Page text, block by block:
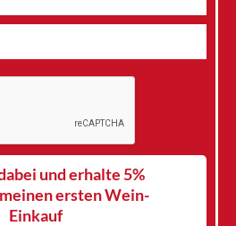
und erhalte 5%
ersten Wein-
Einkauf